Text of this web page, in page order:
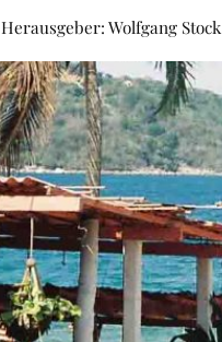
Herausgeber: Wolfgang Stock